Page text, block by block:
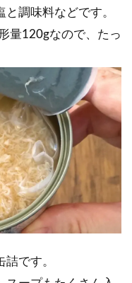
調味料などです。
量120gなので、たっ
です。